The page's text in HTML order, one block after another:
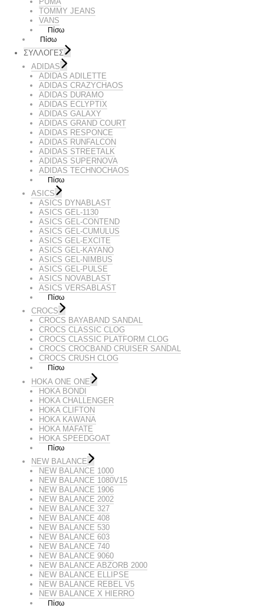
TOMMY JEANS
VANS
Πίσω
Πίσω
ΣΥΛΛΟΓΕΣ
ADIDAS
ADIDAS ADILETTE
ADIDAS CRAZYCHAOS
ADIDAS DURAMO
ADIDAS ECLYPTIX
ADIDAS GALAXY
ADIDAS GRAND COURT
ADIDAS RESPONCE
ADIDAS RUNFALCON
ADIDAS STREETALK
ADIDAS SUPERNOVA
ADIDAS TECHNOCHAOS
Πίσω
ASICS
ASICS DYNABLAST
ASICS GEL-1130
ASICS GEL-CONTEND
ASICS GEL-CUMULUS
ASICS GEL-EXCITE
ASICS GEL-KAYANO
ASICS GEL-NIMBUS
ASICS GEL-PULSE
ASICS NOVABLAST
ASICS VERSABLAST
Πίσω
CROCS
CROCS BAYABAND SANDAL
CROCS CLASSIC CLOG
CROCS CLASSIC PLATFORM CLOG
CROCS CROCBAND CRUISER SANDAL
CROCS CRUSH CLOG
Πίσω
HOKA ONE ONE
HOKA BONDI
HOKA CHALLENGER
HOKA CLIFTON
HOKA KAWANA
HOKA MAFATE
HOKA SPEEDGOAT
Πίσω
NEW BALANCE
NEW BALANCE 1000
NEW BALANCE 1080V15
NEW BALANCE 1906
NEW BALANCE 2002
NEW BALANCE 327
NEW BALANCE 408
NEW BALANCE 530
NEW BALANCE 603
NEW BALANCE 740
NEW BALANCE 9060
NEW BALANCE ABZORB 2000
NEW BALANCE ELLIPSE
NEW BALANCE REBEL V5
NEW BALANCE X HIERRO
Πίσω